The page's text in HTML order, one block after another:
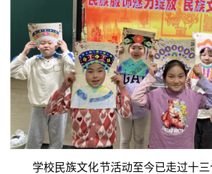
学校民族文化节活动至今已走过十三